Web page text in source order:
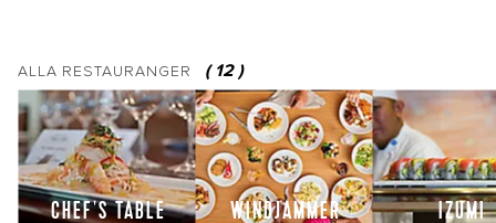
ALLA RESTAURANGER ( 12)
CHEF'S TABLE WINDJAMMER IZUMI